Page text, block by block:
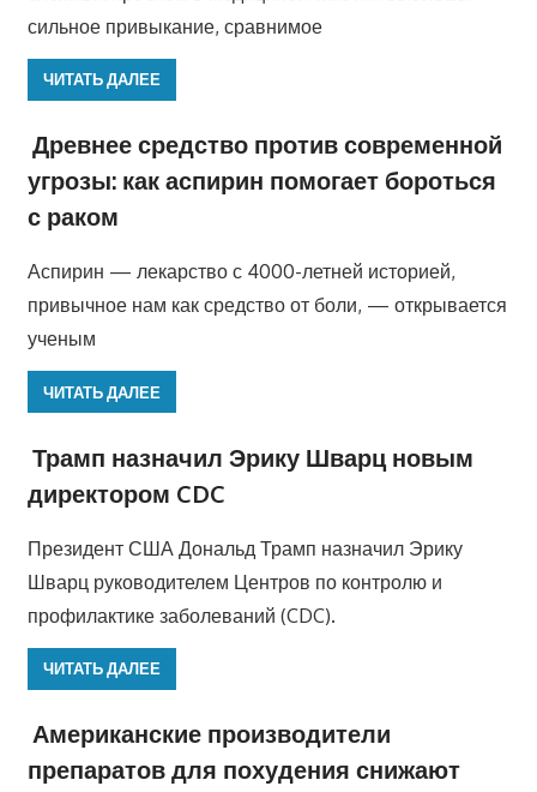
сильное привыкание, сравнимое
ЧИТАТЬ ДАЛЕЕ
Древнее средство против современной
угрозы: как аспирин помогает бороться
с раком
Аспирин — лекарство с 4000-летней историей,
привычное нам как средство от боли, — открывается
ученым
ЧИТАТЬ ДАЛЕЕ
Трамп назначил Эрику Шварц новым
директором CDC
Президент США Дональд Трамп назначил Эрику
Шварц руководителем Центров по контролю и
профилактике заболеваний (CDC).
ЧИТАТЬ ДАЛЕЕ
Американские производители
препаратов для похудения снижают